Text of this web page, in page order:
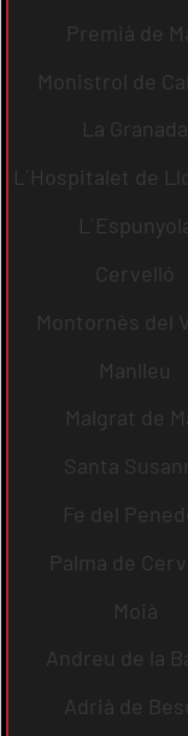
Premià de
Monistrol de
La Granada
L´Hospitalet de
Cervelló
Montornès del
Manlleu
Malgrat de
Santa
Fe del
Palma de
Moià
Andreu de la
Adrià de